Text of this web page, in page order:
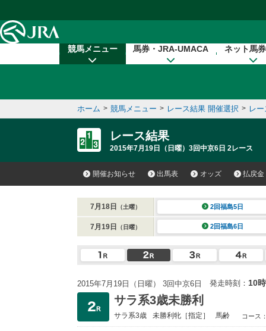
競馬メニュー 馬券・JRA-UMACA ネット馬
ホーム > 競馬メニュー > レース結果 開催選択 > レ
レース結果
2015年7月19日（日曜）3回中京6日 2レース
開催お知らせ 出馬表 オッズ 払戻金
7月18日 （土曜） 2回福島5日
7月19日 （日曜） 2回福島6日
2015年7月19日（日曜） 3回中京6日 発走時刻： 10
サラ系3歳未勝利
サラ系3歳 未勝利牝［指定］ 馬齢 コース